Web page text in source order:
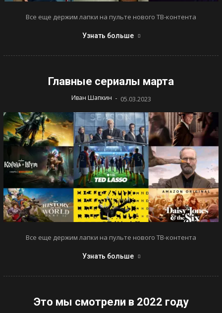
Все еще держим лапки на пульте нового ТВ-контента
Узнать больше
Главные сериалы марта
Иван Шапкин - 05.03.2023
Все еще держим лапки на пульте нового ТВ-контента
Узнать больше
Это мы смотрели в 2022 году